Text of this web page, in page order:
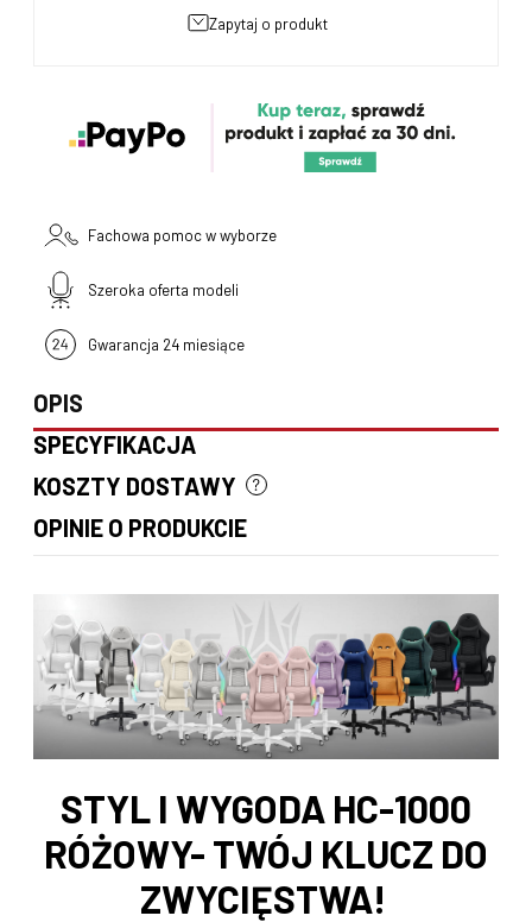
zapytaj o produkt
Fachowa pomoc w wyborze
Szeroka oferta modeli
Gwarancja 24 miesiące
OPIS
SPECYFIKACJA
KOSZTY DOSTAWY
OPINIE O PRODUKCIE
STYL I WYGODA HC-1000
RÓŻOWY- TWÓJ KLUCZ DO
ZWYCIĘSTWA!